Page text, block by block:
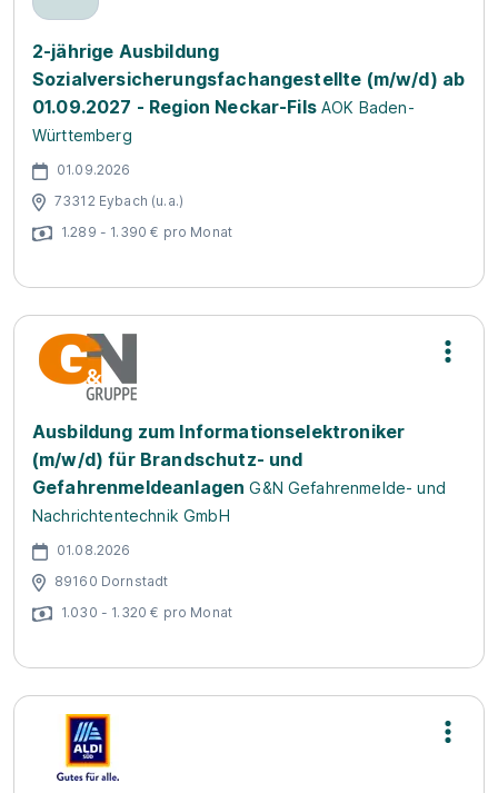
2-jährige Ausbildung
Sozialversicherungsfachangestellte (m/w/d) ab
01.09.2027 - Region Neckar-Fils AOK Baden-
Württemberg
01.09.2026
73312 Eybach (u.a.)
1.289 - 1.390 € pro Monat
Ausbildung zum Informationselektroniker
(m/w/d) für Brandschutz- und
Gefahrenmeldeanlagen G&N Gefahrenmelde- und
Nachrichtentechnik GmbH
01.08.2026
89160 Dornstadt
1.030 - 1.320 € pro Monat